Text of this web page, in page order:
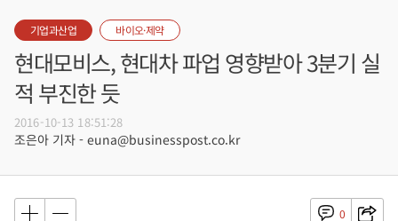
기업과산업 바이오·제약
현대모비스, 현대차 파업 영향받아 3분기 실
적 부진한 듯
2016-10-13 18:51:28
조은아 기자 - euna@businesspost.co.kr
0